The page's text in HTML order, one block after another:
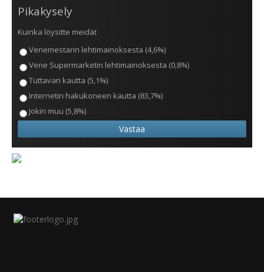
Pikakysely
Kuinka löysitte meidät
Venemestarin lehtimainoksesta (4,6%)
Vene Supermarketin lehtimainoksesta (0,8%)
Tuttavan kautta (5,1%)
Internetin hakukoneen kautta (83,7%)
Jokin muu (5,8%)